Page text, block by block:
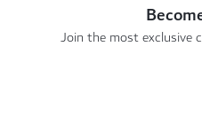
Join the most exclusive